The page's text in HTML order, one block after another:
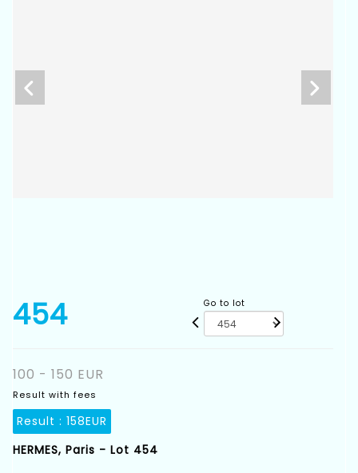
454 Go to lot
100 - 150 EUR
Result with fees
Result : 158EUR
HERMES, Paris - Lot 454